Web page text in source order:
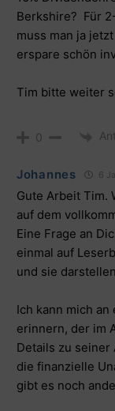
Berkshire? Für
muss man ja
erspare schön
Tim bitte weiter
0
Johannes 6
Gute Arbeit Tim.
auf dem
Eine Frage an
einmal auf
und sie
Ich kann mich
erinnern, der im
Details zu seiner
die finanzielle
gibt es noch